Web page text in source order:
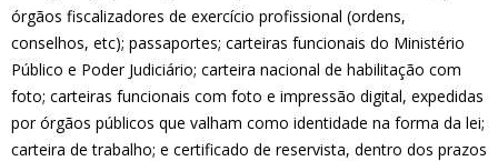
órgãos fiscalizadores de exercício profissional (ordens,
conselhos, etc); passaportes; carteiras funcionais do Ministério
Público e Poder Judiciário; carteira nacional de habilitação com
foto; carteiras funcionais com foto e impressão digital, expedidas
por órgãos públicos que valham como identidade na forma da lei;
carteira de trabalho; e certificado de reservista, dentro dos prazos